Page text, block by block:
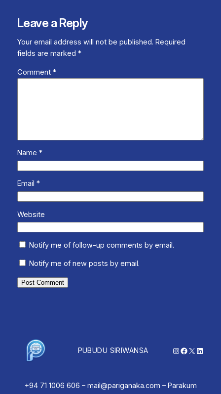
Leave a Reply
Your email address will not be published. Required
fields are marked *
Comment *
Name *
Email *
Website
Notify me of follow-up comments by email.
Notify me of new posts by email.
PUBUDU SIRIWANSA Instagram
Facebook
X
+94 71 1006 606 – mail@pariganaka.com – Parakum